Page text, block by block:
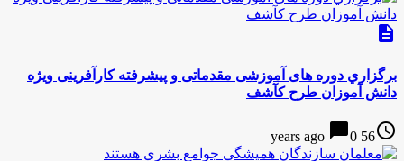
description
برگزاري دوره های آموزشی مقدماتی و پیشرفته کارآفرینی ويژه
دانش آموزان طرح کآشف
access_time
56 years ago
chat_bubble0